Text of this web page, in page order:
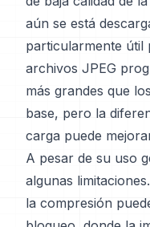
aún se está
particularmente útil
archivos JPEG
más grandes que
base, pero la
carga puede
A pesar de su uso
algunas
la compresión